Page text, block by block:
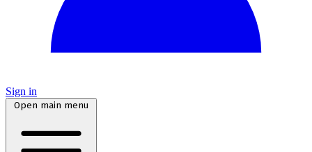
Sign in
Open main menu